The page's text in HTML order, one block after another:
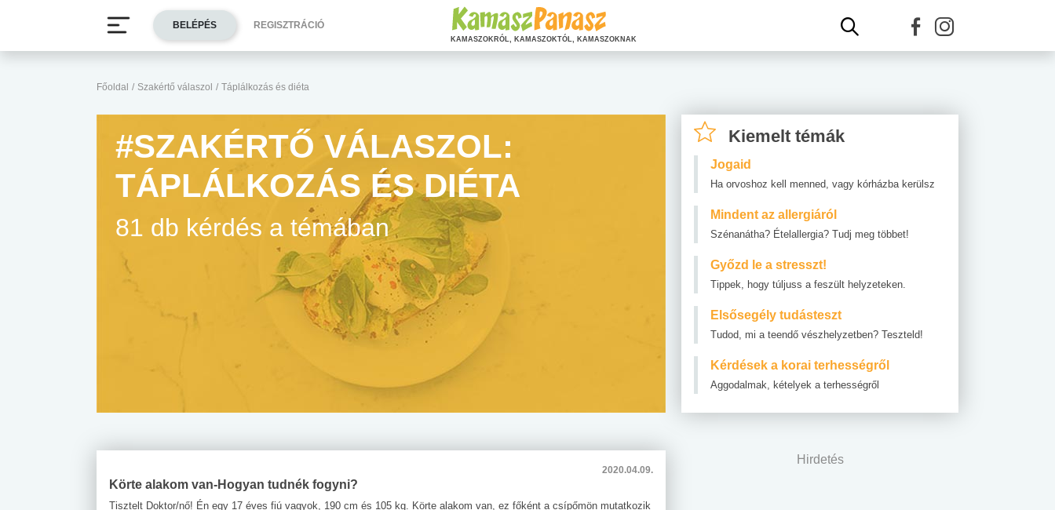
Főoldal / Szakértő válaszol / Táplálkozás és diéta
#SZAKÉRTŐ VÁLASZOL:
TÁPLÁLKOZÁS ÉS DIÉTA
81 db kérdés a témában
2020.04.09.
Körte alakom van-Hogyan tudnék fogyni?
Tisztelt Doktor/nő! Én egy 17 éves fiú vagyok, 190 cm és 105 kg. Körte alakom van, ez főként a csípőmön mutatkozik
Kiemelt témák
Jogaid
Ha orvoshoz kell menned, vagy kórházba kerülsz
Mindent az allergiáról
Szénanátha? Ételallergia? Tudj meg többet!
Győzd le a stresszt!
Tippek, hogy túljuss a feszült helyzeteken.
Elsősegély tudásteszt
Tudod, mi a teendő vészhelyzetben? Teszteld!
Kérdések a korai terhességről
Aggodalmak, kételyek a terhességről
Hirdetés
BELÉPÉS REGISZTRÁCIÓ
KAMASZOKRÓL, KAMASZOKTÓL, KAMASZOKNAK